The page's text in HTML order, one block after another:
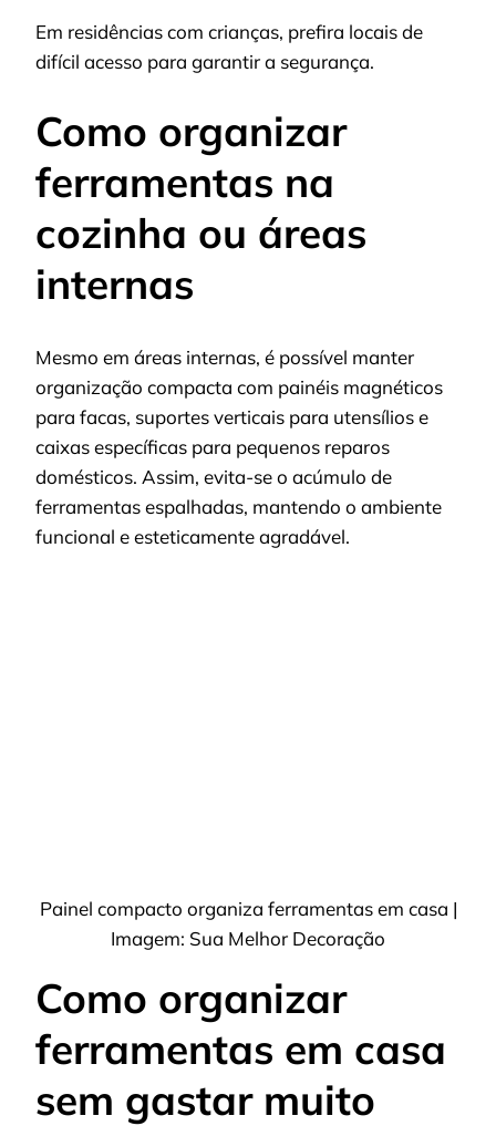
Em residências com crianças, prefira locais de
difícil acesso para garantir a segurança.
Como organizar
ferramentas na
cozinha ou áreas
internas
Mesmo em áreas internas, é possível manter
organização compacta com painéis magnéticos
para facas, suportes verticais para utensílios e
caixas específicas para pequenos reparos
domésticos. Assim, evita-se o acúmulo de
ferramentas espalhadas, mantendo o ambiente
funcional e esteticamente agradável.
Painel compacto organiza ferramentas em casa |
Imagem: Sua Melhor Decoração
Como organizar
ferramentas em casa
sem gastar muito